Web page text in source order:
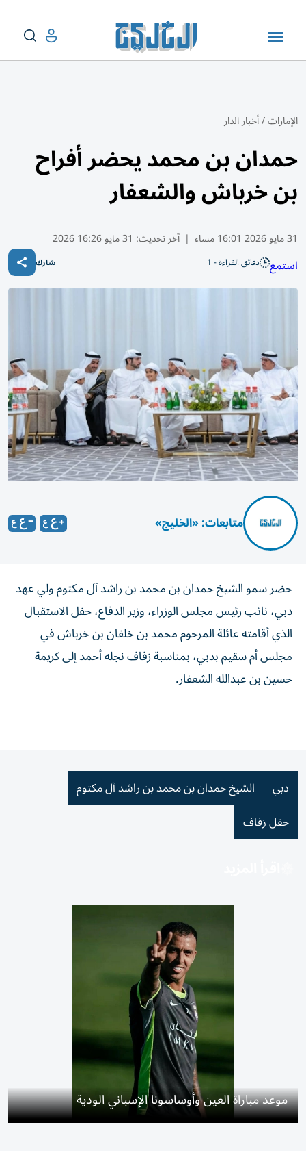
الإمارات/أخبار الدار
حمدان بن محمد يحضر أفراح
بن خرباش والشعفار
31 مايو 2026 16:01 مساء | آخر تحديث: 31 مايو 16:26 2026
استمع دقائق القراءة - 1 شارك
متابعات: «الخليج»
حضر سمو الشيخ حمدان بن محمد بن راشد آل مكتوم ولي عهد
دبي، نائب رئيس مجلس الوزراء، وزير الدفاع،حفل الاستقبال
الذي أقامته عائلة المرحوم محمد بن خلفان بن خرباش في
مجلس أم سقيم بدبي، بمناسبة زفاف نجله أحمد إلى كريمة
حسين بن عبدالله الشعفار.
دبي
الشيخ حمدان بن محمد بن راشد آل مكتوم
حفل زفاف
موعد مباراة العين وأوساسونا الإسباني الودية